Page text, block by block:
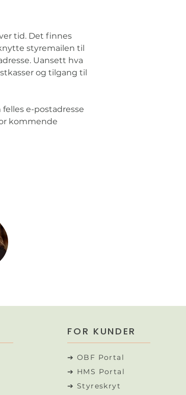
tid. Det finnes
styremailen til
Uansett hva
og tilgang til
e-postadresse
kommende
FOR KUNDER
➔ OBF Portal
➔ HMS Portal
➔ Styreskryt